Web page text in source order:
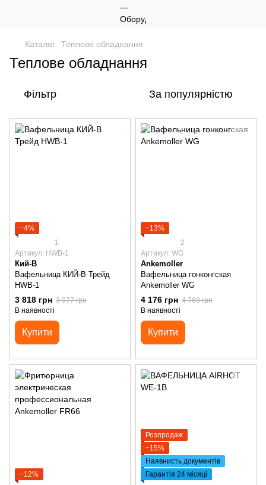
Каталог Теплове обладнання
Теплове обладнання
Фільтр За популярністю
−4%
1
Артикул: HWB-1
Кий-В
Вафельница КИЙ-В Трейд
HWB-1
3 818 грн 3 977 грн
В наявності
Купити
−13%
2
Артикул: WG
Ankemoller
Вафельница гонконгская
Ankemoller WG
4 176 грн 4 789 грн
В наявності
Купити
−12%
Розпродаж
−15%
Наявнисть документів
Гарантія 24 місяці